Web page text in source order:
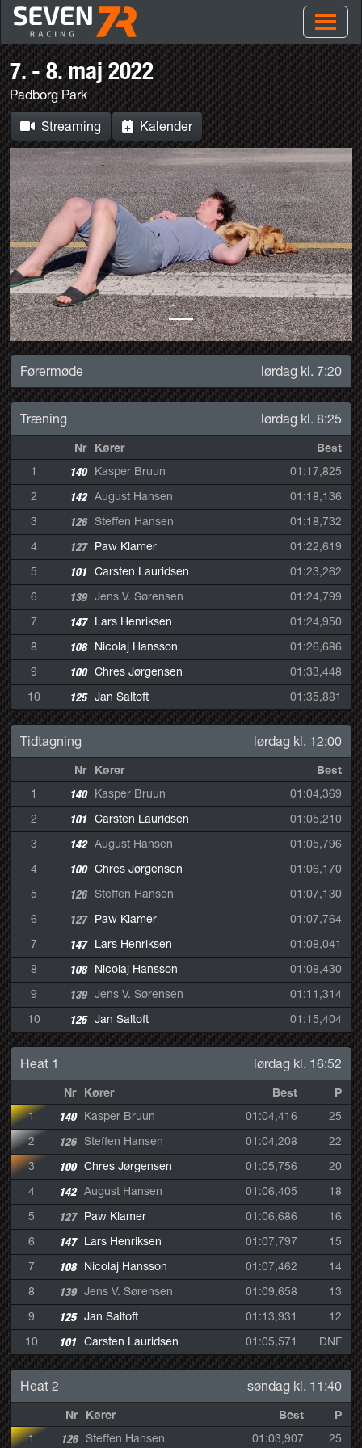
7. - 8. maj 2022
Padborg Park
Streaming Kalender
Førermøde lørdag kl. 7:20
Træning lørdag kl. 8:25
Nr Kører Best
1 140 Kasper Bruun
01:17,825
2
142 August Hansen
01:18,136
3
126 Steffen Hansen
01:18,732
4
127 Paw Klamer
01:22,619
5
101 Carsten Lauridsen
01:23,262
6
139 Jens V. Sørensen
01:24,799
7
147 Lars Henriksen
01:24,950
8
108 Nicolaj Hansson
01:26,686
9
100 Chres Jørgensen
01:33,448
10
125 Jan Saltoft 01:35,881
Tidtagning lørdag kl. 12:00
Nr Kører Best
1 140 Kasper Bruun
01:04,369
2
101 Carsten Lauridsen
01:05,210
3
142 August Hansen
01:05,796
4
100 Chres Jørgensen
01:06,170
5
126 Steffen Hansen
01:07,130
6
127 Paw Klamer
01:07,764
7
147 Lars Henriksen
01:08,041
8
108 Nicolaj Hansson
01:08,430
9
139 Jens V. Sørensen
01:11,314
10
125 Jan Saltoft 01:15,404
Heat 1 lørdag kl. 16:52
Nr Kører Best P
1 140 Kasper Bruun 01:04,416
25
2
126 Steffen Hansen 01:04,208
22
3
100 Chres Jørgensen 01:05,756
20
4
142 August Hansen 01:06,405
18
5
127 Paw Klamer 01:06,686
16
6
147 Lars Henriksen 01:07,797
15
7
108 Nicolaj Hansson 01:07,462
14
8
139 Jens V. Sørensen 01:09,658
13
9
125 Jan Saltoft 01:13,931
12
10
101 Carsten Lauridsen 01:05,571 DNF
Heat 2 søndag kl. 11:40
Nr Kører Best P
1 126 Steffen Hansen 01:03,907 25